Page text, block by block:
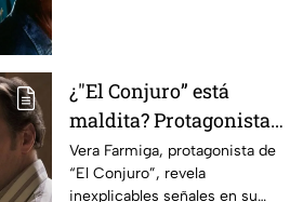
¿"El Conjuro” está
maldita? Protagonista
revela INQUIETANTES
señales en su cuerpo
Vera Farmiga, protagonista de
“El Conjuro”, revela
inexplicables señales en su